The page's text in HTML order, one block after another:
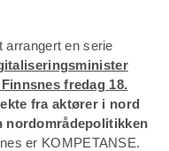
arrangert en serie
fredag 18.
fra aktører i nord
nordområdepolitikken
er KOMPETANSE.